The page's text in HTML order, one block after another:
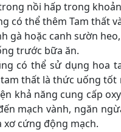
nồi hấp trong
có thể thêm Tam thất
gà hoặc canh sườn
trước bữa ăn.
có thể sử dụng hoa
thất là thức uống tốt
khả năng cung cấp
mạch vành, ngăn
cứng động mạch.